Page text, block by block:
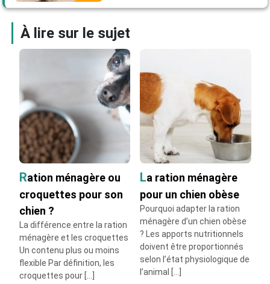
français
La ration ménagère pour chien de vétérinaire
Quelle quantité d'alimentation ménagère pour
L'alimentation ménagère pour un Berger
La ration ménagère pour un Golden Retriever
La ration ménagère pour un Chihuahua
La ration ménagère pour un chien atteint
d’insuffisance rénale
La ration ménagère pour un Shih tzu
Comparatif des marques de ration ménagère
pour chien
La ration ménagère pour un vieux chien
La ration ménagère pour un Cavalier King
Charles
La ration ménagère pour un chien allergique
La ration ménagère pour un chien diabétique
À lire sur le sujet
Ration ménagère ou
croquettes pour son
chien ?
La différence entre la ration
ménagère et les croquettes
Un contenu plus ou moins
flexible Par définition, les
croquettes pour […]
La ration ménagère
pour un chien obèse
Pourquoi adapter la ration
ménagère d’un chien obèse
? Les apports nutritionnels
doivent être proportionnés
selon l’état physiologique de
l’animal […]